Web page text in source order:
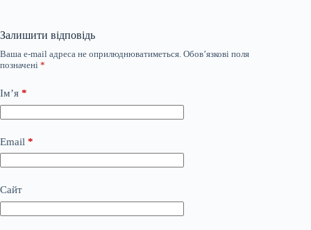
Залишити відповідь
Ваша e-mail адреса не оприлюднюватиметься. Обов’язкові поля
позначені *
Ім’я *
Email *
Сайт